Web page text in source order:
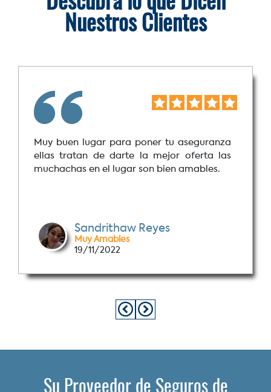
Nuestros Clientes
Muy buen lugar para poner tu aseguranza
ellas tratan de darte la mejor oferta las
muchachas en el lugar son bien amables.
Sandrithaw Reyes
Muy Amables
19/11/2022
Su Proveedor de Seguros de